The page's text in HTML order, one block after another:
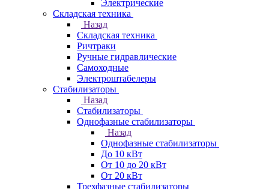
Электрические
Складская техника
Назад
Складская техника
Ричтраки
Ручные гидравлические
Самоходные
Электроштабелеры
Стабилизаторы
Назад
Стабилизаторы
Однофазные стабилизаторы
Назад
Однофазные стабилизаторы
До 10 кВт
От 10 до 20 кВт
От 20 кВт
Трехфазные стабилизаторы